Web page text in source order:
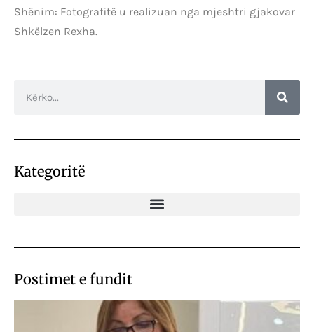
Shënim: Fotografitë u realizuan nga mjeshtri gjakovar
Shkëlzen Rexha.
Kategoritë
Postimet e fundit